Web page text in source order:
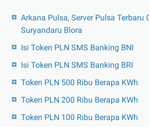
Arkana Pulsa, Server Pulsa Terbaru
Suryandaru Blora
Isi Token PLN SMS Banking BNI
Isi Token PLN SMS Banking BRI
Token PLN 500 Ribu Berapa KWh
Token PLN 200 Ribu Berapa KWh
Token PLN 100 Ribu Berapa KWh